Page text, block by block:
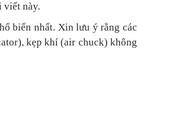
viết này.
biến nhất. Xin lưu ý rằng các
kẹp khí (air chuck) không